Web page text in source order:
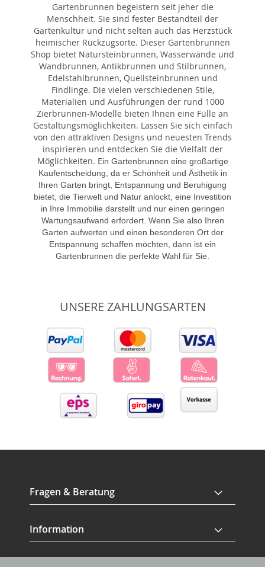
Gartenbrunnen begeistern seit jeher die
Menschheit. Sie sind fester Bestandteil der
Gartenkultur und nicht selten auch das Herzstück
heimischer Rückzugsorte. Dieser Gartenbrunnen
Shop bietet Natursteinbrunnen, Wasserwände und
Wandbrunnen, Antikbrunnen und Stilbrunnen,
Edelstahlbrunnen, Quellsteinbrunnen und
Findlinge. Die vielen verschiedenen Stile,
Materialien und Ausführungen der rund 1000
Zierbrunnen-Modelle bieten Ihnen eine Fülle an
Gestaltungsmöglichkeiten. Lassen Sie sich einfach
von den attraktiven Designs und neuesten Trends
inspirieren und entdecken Sie die Vielfalt der
Möglichkeiten. Ein Gartenbrunnen eine großartige
Kaufentscheidung, da er Schönheit und Ästhetik in
Ihren Garten bringt, Entspannung und Beruhigung
bietet, die Tierwelt und Natur anlockt, eine Investition
in Ihre Immobilie darstellt und nur einen geringen
Wartungsaufwand erfordert. Wenn Sie also Ihren
Garten aufwerten und einen besonderen Ort der
Entspannung schaffen möchten, dann ist ein
Gartenbrunnen die perfekte Wahl für Sie.
UNSERE ZAHLUNGSARTEN
Fragen & Beratung
Information